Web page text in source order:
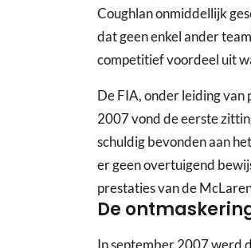
Coughlan onmiddellijk
dat geen enkel ander
competitief voordeel uit
De FIA, onder leiding van
2007 vond de eerste
schuldig bevonden aan
er geen overtuigend
prestaties van de
De
In september 2007 werd